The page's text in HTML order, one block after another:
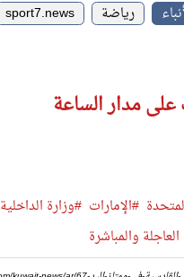
رياضة sport7.news
على مدار الساعة
#الإمارات #وزارة الداخلية
والمباشرة